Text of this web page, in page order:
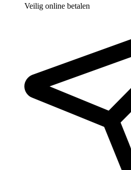
Veilig online betalen